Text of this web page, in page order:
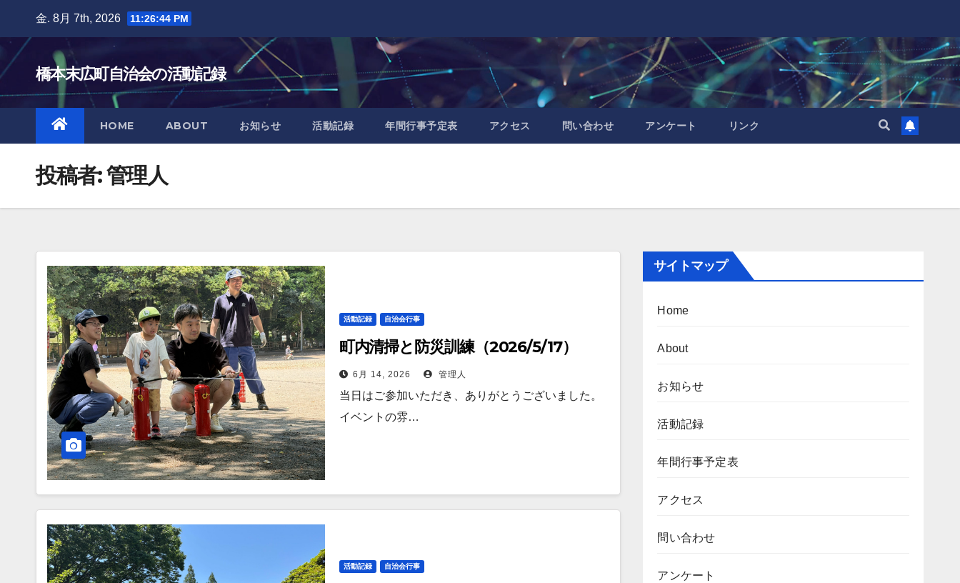
content
金. 8月 7th, 2026 11:26:45 PM
橋本末広町自治会の活動記録
HOME ABOUT お知らせ 活動記録 年間行事予定表 アクセス 問い合わせ アンケート リンク
投稿者:管理人
活動記録 自治会行事
町内清掃と防災訓練（2026/5/17）
6月 14, 2026 管理人
当日はご参加いただき、ありがとうございました。
イベントの雰…
活動記録 自治会行事
サイトマップ
Home
About
お知らせ
活動記録
年間行事予定表
アクセス
問い合わせ
アンケート